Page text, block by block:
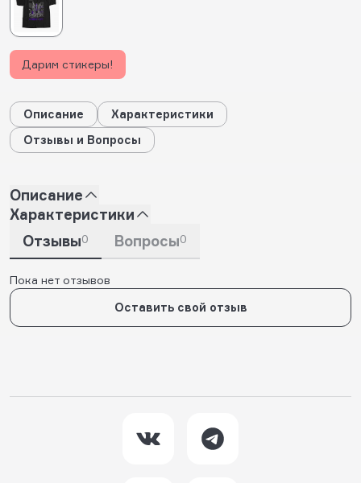
Дарим стикеры!
Описание
Характеристики
Отзывы и Вопросы
Описание
Характеристики
Отзывы0 Вопросы0
Пока нет отзывов
Оставить свой отзыв